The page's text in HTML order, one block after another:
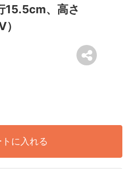
15.5cm、高さ
トに入れる